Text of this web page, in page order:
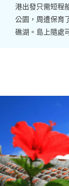
港出發只需短程
公園，周遭保育
礁湖。島上隨處